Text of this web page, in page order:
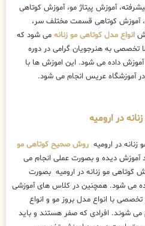
آموزش پیتاژ مو، آموزش کوتاهی
، آموزش کوتاهی قسمت مختلف سر،
انواع مدل کوتاهی مو زنانه می شود که
تخصصی به هنرجویان گرامی در دوره
آموزش داده می شود. این اموزش ها با
آموزشگاه عریس انجام می شود.
در ارومیه
در ارومیه روش صحیح کوتاهی مو
آموزش دیده و بصورت عملی انجام می
کوتاهی مو زنانه در ارومیه بصورت
می شود. همچنین در کلاس های آموزشی
تخصصی با انواع مدل بروز مو و انواع
شوند. افرادی که صفر هستند و باید